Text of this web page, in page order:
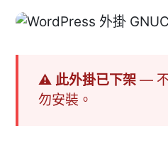
⚠ 此外掛已下架— 不
勿安裝。